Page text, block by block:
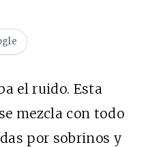
el ruido. Esta
mezcla con todo
por sobrinos y